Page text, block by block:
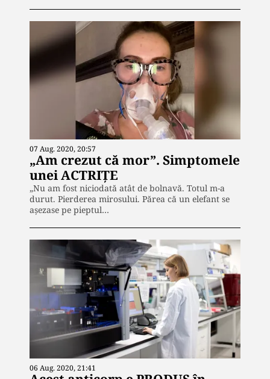
07 Aug. 2020, 20:57
„Am crezut că mor”. Simptomele
unei ACTRIȚE
„Nu am fost niciodată atât de bolnavă. Totul m-a
durut. Pierderea mirosului. Părea că un elefant se
așezase pe pieptul…
06 Aug. 2020, 21:41